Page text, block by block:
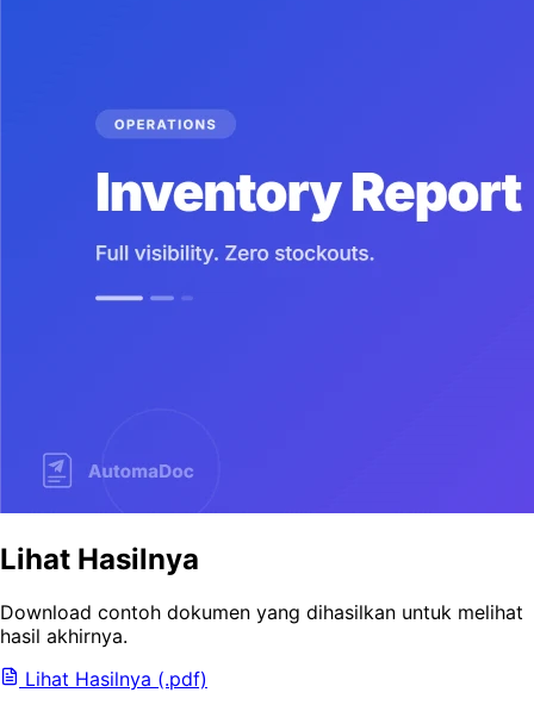
Lihat Hasilnya
Download contoh dokumen yang dihasilkan untuk melihat
hasil akhirnya.
Lihat Hasilnya (.pdf)